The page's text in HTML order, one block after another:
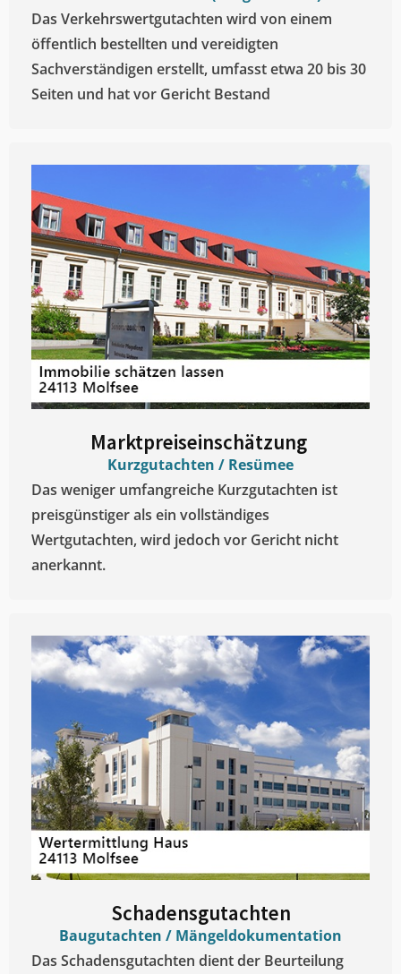
Das Verkehrswertgutachten wird von einem
öffentlich bestellten und vereidigten
Sachverständigen erstellt, umfasst etwa 20 bis 30
Seiten und hat vor Gericht Bestand
Marktpreiseinschätzung ​
Kurzgutachten / Resümee
Das weniger umfangreiche Kurzgutachten ist
preisgünstiger als ein vollständiges
Wertgutachten, wird jedoch vor Gericht nicht
anerkannt.
Schadensgutachten
Baugutachten / Mängeldokumentation
Das Schadensgutachten dient der Beurteilung